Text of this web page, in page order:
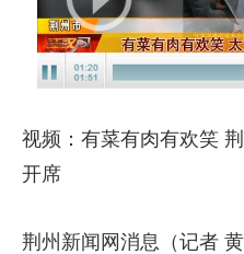
视频：有菜有肉有欢笑
开席
荆州新闻网消息（记者